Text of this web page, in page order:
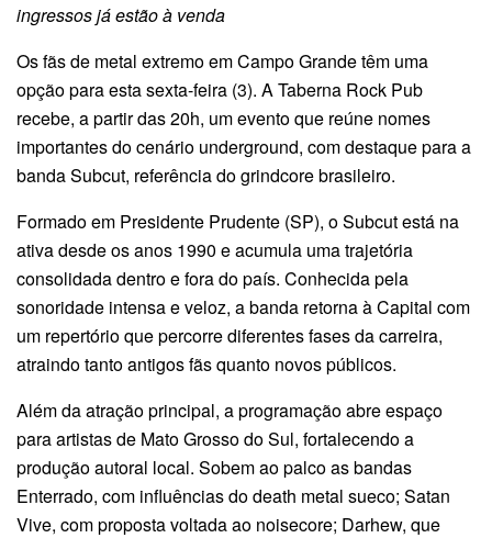
ingressos já estão à venda
Os fãs de metal extremo em Campo Grande têm uma
opção para esta sexta-feira (3). A Taberna Rock Pub
recebe, a partir das 20h, um evento que reúne nomes
importantes do cenário underground, com destaque para a
banda Subcut, referência do grindcore brasileiro.
Formado em Presidente Prudente (SP), o Subcut está na
ativa desde os anos 1990 e acumula uma trajetória
consolidada dentro e fora do país. Conhecida pela
sonoridade intensa e veloz, a banda retorna à Capital com
um repertório que percorre diferentes fases da carreira,
atraindo tanto antigos fãs quanto novos públicos.
Além da atração principal, a programação abre espaço
para artistas de Mato Grosso do Sul, fortalecendo a
produção autoral local. Sobem ao palco as bandas
Enterrado, com influências do death metal sueco; Satan
Vive, com proposta voltada ao noisecore; Darhew, que